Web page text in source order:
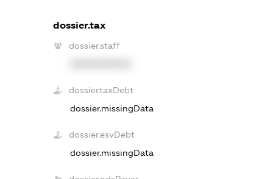
dossier.tax
dossier.staff
dossier.taxDebt
dossier.missingData
dossier.esvDebt
dossier.missingData